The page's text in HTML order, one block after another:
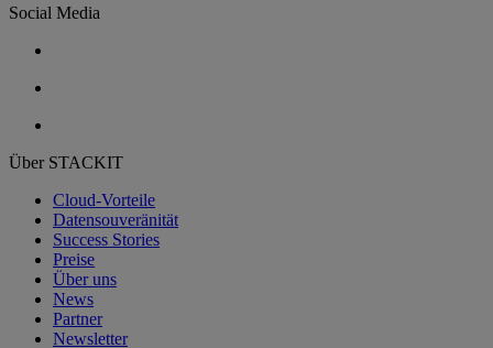
Social Media
Über STACKIT
Cloud-Vorteile
Datensouveränität
Success Stories
Preise
Über uns
News
Partner
Newsletter